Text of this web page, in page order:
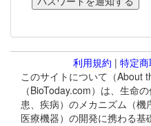
利用規約 | 特定
このサイトについて（About
（BioToday.com）は、生命
患、疾病）のメカニズム（機
医療機器）の開発に携わる